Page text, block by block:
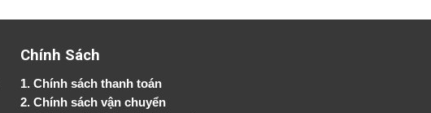
Chính Sách
1.Chính sách thanh toán
2.Chính sách vận chuyển